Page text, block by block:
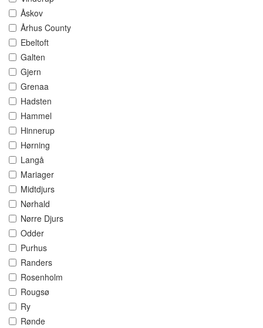
Åskov
Århus County
Ebeltoft
Galten
Gjern
Grenaa
Hadsten
Hammel
Hinnerup
Hørning
Langå
Mariager
Midtdjurs
Nørhald
Nørre Djurs
Odder
Purhus
Randers
Rosenholm
Rougsø
Ry
Rønde